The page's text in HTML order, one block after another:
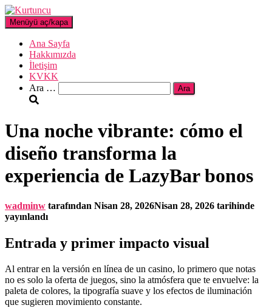
Menüyü aç/kapa
Ana Sayfa
Hakkımızda
İletişim
KVKK
Arama:
Ara …
Una noche vibrante: cómo el
diseño transforma la
experiencia de LazyBar bonos
wadminw tarafından Nisan 28, 2026Nisan 28, 2026 tarihinde
yayınlandı
Entrada y primer impacto visual
Al entrar en la versión en línea de un casino, lo primero que notas
no es solo la oferta de juegos, sino la atmósfera que te envuelve: la
paleta de colores, la tipografía suave y los efectos de iluminación
que sugieren movimiento constante.